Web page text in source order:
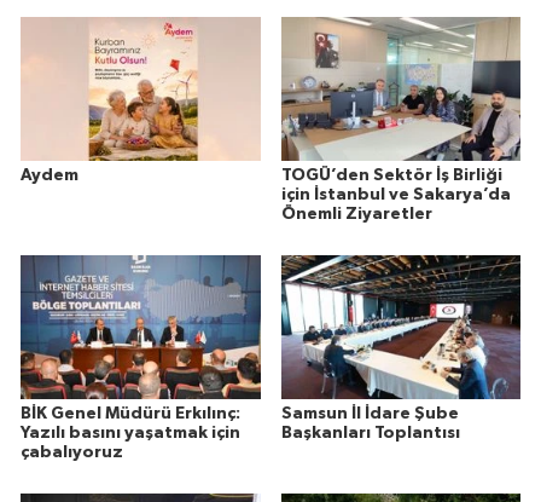
Aydem
TOGÜ’den Sektör İş Birliği
için İstanbul ve Sakarya’da
Önemli Ziyaretler
BİK Genel Müdürü Erkılınç:
Yazılı basını yaşatmak için
çabalıyoruz
Samsun İl İdare Şube
Başkanları Toplantısı